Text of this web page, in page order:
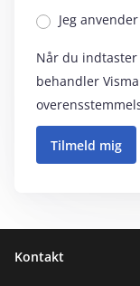
Jeg
Når du
behandler
Sidefod
Kontakt